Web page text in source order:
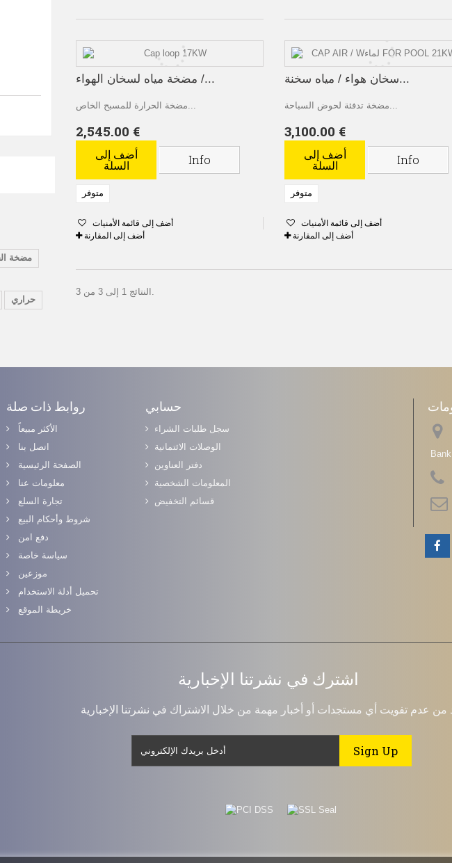
5,150.00 €
مضخة
حراري
مضخة مياه لسخان الهواء /...
مضخة الحرارة للمسبح الخاص...
2,545.00 €
أضف إلى
السلة Info
متوفر
أضف إلى قائمة الأمنيات
أضف إلى المقارنة
سخان هواء / مياه سخنة...
مضخة تدفئة لحوض السباحة...
3,100.00 €
أضف إلى
السلة Info
متوفر
أضف إلى قائمة الأمنيات
أضف إلى المقارنة
النتائج 1 إلى 3 من 3.
روابط ذات صلة
الأكثر مبيعاً
اتصل بنا
الصفحة الرئيسية
معلومات عنا
تجارة السلع
شروط وأحكام البيع
دفع امن
سياسة خاصة
موزعين
تحميل أدلة الاستخدام
خريطة الموقع
حسابي
سجل طلبات الشراء
الوصلات الائتمانية
دفتر العناوين
المعلومات الشخصية
قسائم التخفيض
اشترك في نشرتنا الإخبارية
من عدم تفويت أي مستجدات أو أخبار مهمة من خلال الاشتراك في نشرتنا الإخبارية